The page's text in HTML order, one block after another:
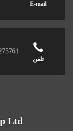
E-mail
تلفن
Ltd